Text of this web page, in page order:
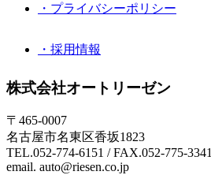
・プライバシーポリシー
・採用情報
株式会社オートリーゼン
〒465-0007
名古屋市名東区香坂1823
TEL.052-774-6151 / FAX.052-775-3341
email. auto@riesen.co.jp